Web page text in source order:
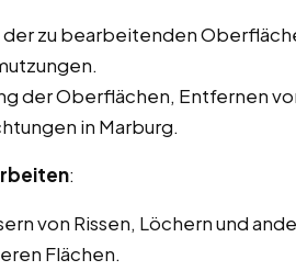
der zu bearbeitenden
der Oberflächen, Entfernen
in Marburg.
:
von Rissen, Löchern und
Flächen.